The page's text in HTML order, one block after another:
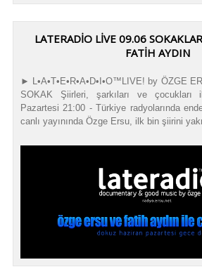
LATERADIO LIVE 09.06
FATIH AYDIN
► L•A•T•E•R•A•D•I•O™LIVE! by ÖZGE
SOKAK Şiirleri, şarkıları ve
Pazartesi 21:00 - Türkiye radyolarında
canlı yayınında Özge Ersu, ilk bin şiirini